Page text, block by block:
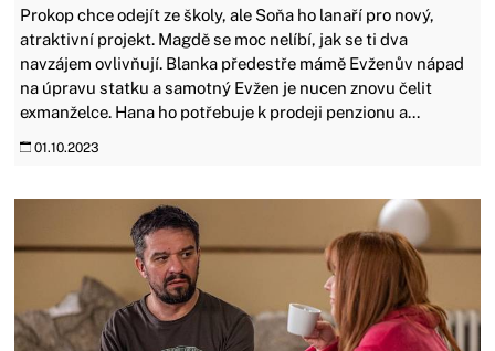
Prokop chce odejít ze školy, ale Soňa ho lanaří pro nový,
atraktivní projekt. Magdě se moc nelíbí, jak se ti dva
navzájem ovlivňují. Blanka předestře mámě Evženův nápad
na úpravu statku a samotný Evžen je nucen znovu čelit
exmanželce. Hana ho potřebuje k prodeji penzionu a...
01.10.2023